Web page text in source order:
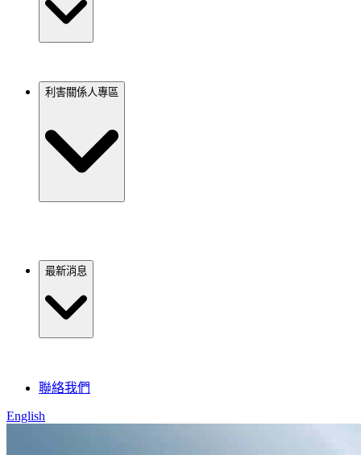
利害關係人專區
最新消息
聯絡我們
English